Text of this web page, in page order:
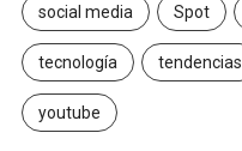
social media Spot
tecnología tendencias
youtube